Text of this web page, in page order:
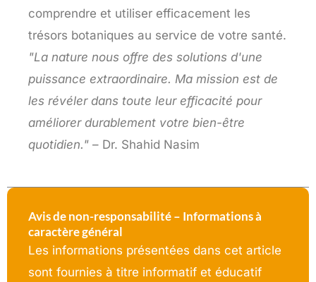
comprendre et utiliser efficacement les
trésors botaniques au service de votre santé.
"La nature nous offre des solutions d'une
puissance extraordinaire. Ma mission est de
les révéler dans toute leur efficacité pour
améliorer durablement votre bien-être
quotidien." – Dr. Shahid Nasim
Avis de non-responsabilité – Informations à
caractère général
Les informations présentées dans cet article
sont fournies à titre informatif et éducatif